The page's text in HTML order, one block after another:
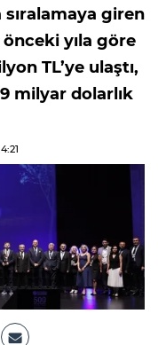
sıralamaya giren
yıla göre
TL’ye ulaştı,
milyar dolarlık